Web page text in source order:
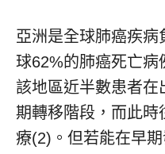
亞洲是全球肺癌疾
球62%的肺癌死亡病
該地區近半數患者在
期轉移階段，而此時
療(2)。但若能在早